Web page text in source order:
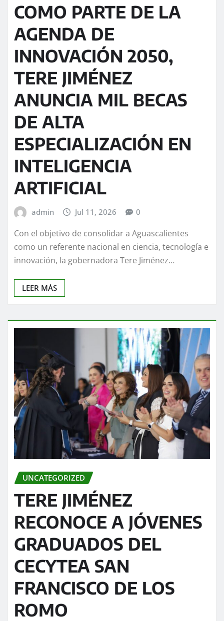
COMO PARTE DE LA
AGENDA DE
INNOVACIÓN 2050,
TERE JIMÉNEZ
ANUNCIA MIL BECAS
DE ALTA
ESPECIALIZACIÓN EN
INTELIGENCIA
ARTIFICIAL
admin Jul 11, 2026 0
Con el objetivo de consolidar a Aguascalientes
como un referente nacional en ciencia, tecnología e
innovación, la gobernadora Tere Jiménez…
LEER MÁS
UNCATEGORIZED
TERE JIMÉNEZ
RECONOCE A JÓVENES
GRADUADOS DEL
CECYTEA SAN
FRANCISCO DE LOS
ROMO